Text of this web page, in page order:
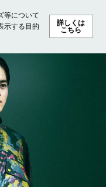
等について
示する目的
詳しくは
こちら
ファッション ビューテ